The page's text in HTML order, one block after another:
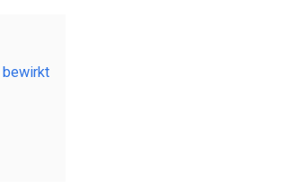
bewirkt